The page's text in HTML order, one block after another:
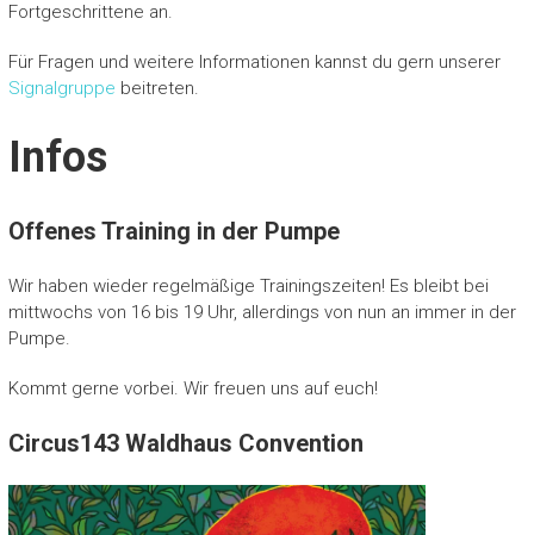
Fortgeschrittene an.
Für Fragen und weitere Informationen kannst du gern unserer
Signalgruppe beitreten.
Infos
Offenes Training in der Pumpe
Wir haben wieder regelmäßige Trainingszeiten! Es bleibt bei
mittwochs von 16 bis 19 Uhr, allerdings von nun an immer in der
Pumpe.
Kommt gerne vorbei. Wir freuen uns auf euch!
Circus143 Waldhaus Convention